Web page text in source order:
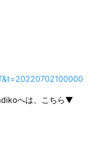
へは、こちら▼